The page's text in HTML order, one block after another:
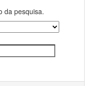
da pesquisa.